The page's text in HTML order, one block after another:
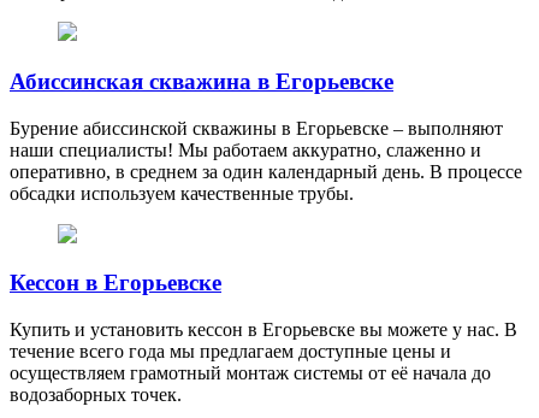
Абиссинская скважина в Егорьевске
Бурение абиссинской скважины в Егорьевске – выполняют
наши специалисты! Мы работаем аккуратно, слаженно и
оперативно, в среднем за один календарный день. В процессе
обсадки используем качественные трубы.
Кессон в Егорьевске
Купить и установить кессон в Егорьевске вы можете у нас. В
течение всего года мы предлагаем доступные цены и
осуществляем грамотный монтаж системы от её начала до
водозаборных точек.